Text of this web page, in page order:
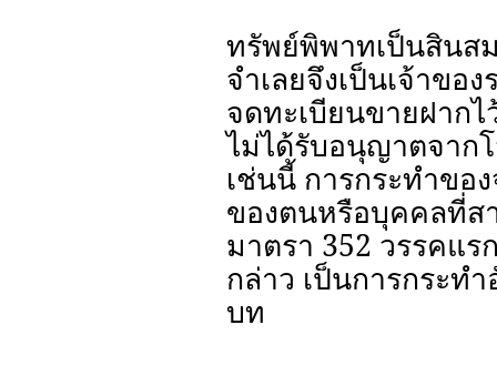
ทรัพย์พิพาทเป็นสินส
จำเลยจึงเป็นเจ้าข
จดทะเบียนขายฝาก
ไม่ได้รับอนุญาตจาก
เช่นนี้ การกระทำขอ
ของตนหรือบุคคลที่ส
มาตรา 352 วรรคแ
กล่าว เป็นการกระท
บท